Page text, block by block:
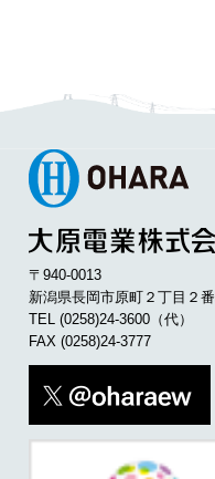
〒940-0013
新潟県長岡市原町２丁目２
TEL(0258)24-3600 （代）
FAX (0258)24-3777